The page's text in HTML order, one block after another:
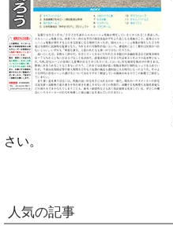
さい。
人気の記事